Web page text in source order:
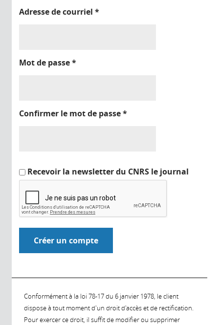
Adresse de courriel *
Mot de passe*
Confirmer le mot de passe*
Recevoir la newsletter du CNRS le journal
Conformément à la loi 78-17 du 6 janvier 1978, le client
dispose à tout moment d'un droit d'accès et de rectification.
Pour exercer ce droit, il suffit de modifier ou supprimer